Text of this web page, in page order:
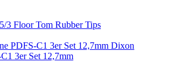
3 Floor Tom Rubber Tips
Dixon
3er Set 12,7mm